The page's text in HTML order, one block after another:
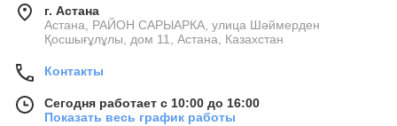
г. Астана
Астана, РАЙОН САРЫАРКА, улица Шәймерден
Қосшығұлұлы, дом 11, Астана, Казахстан
Контакты
Сегодня работает с 10:00 до 16:00
Показать весь график работы